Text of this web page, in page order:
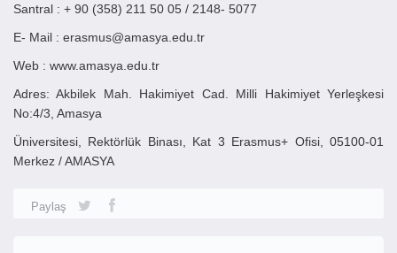
Santral : + 90 (358) 211 50 05 / 2148- 5077
E- Mail : erasmus@amasya.edu.tr
Web : www.amasya.edu.tr
Adres: Akbilek Mah. Hakimiyet Cad. Milli Hakimiyet Yerleşkesi
No:4/3, Amasya
Üniversitesi, Rektörlük Binası, Kat 3 Erasmus+ Ofisi, 05100-01
Merkez / AMASYA
Paylaş